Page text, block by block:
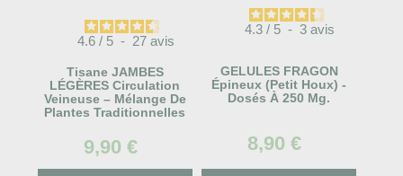
4.6 / 5 - 27 avis
Tisane JAMBES
LÉGÈRES Circulation
Veineuse – Mélange De
Plantes Traditionnelles
9,90 €
4.3 / 5 - 3 avis
GELULES FRAGON
Épineux (Petit Houx) -
Dosés À 250 Mg.
8,90 €